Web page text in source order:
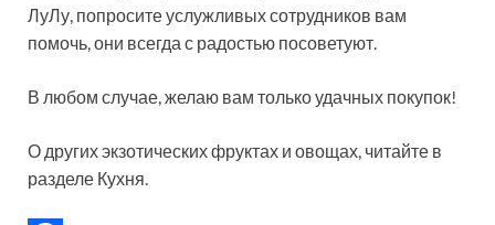
ЛуЛу, попросите услужливых сотрудников вам
помочь, они всегда с радостью посоветуют.
В любом случае, желаю вам только удачных покупок!
О других экзотических фруктах и овощах, читайте в
разделе Кухня.